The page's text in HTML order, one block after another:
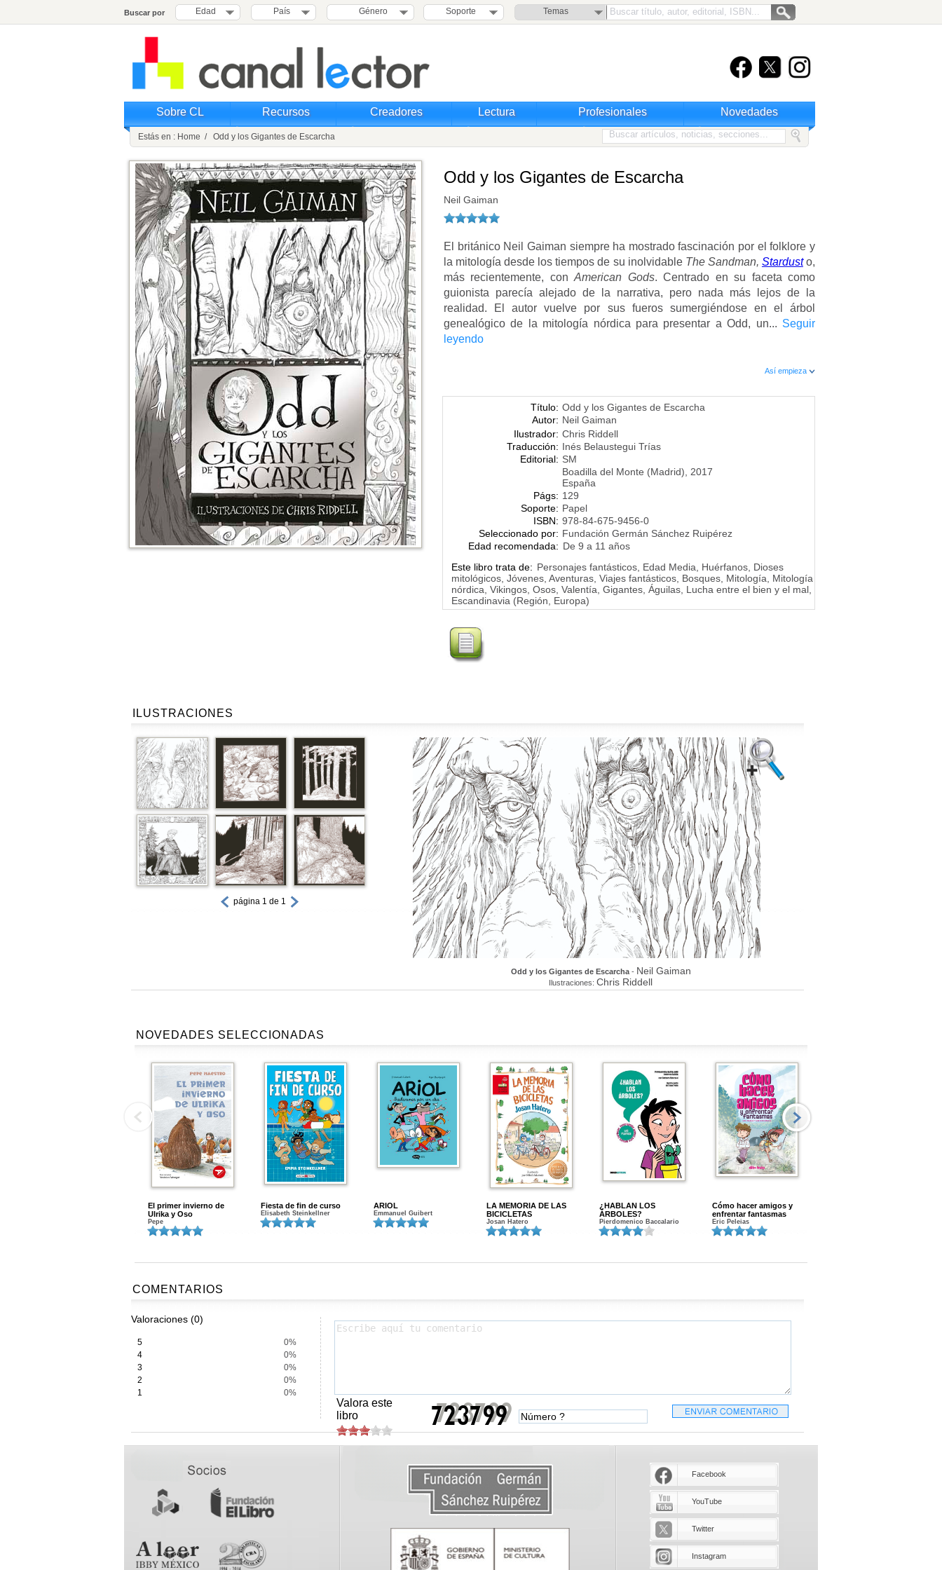
Buscar por Edad País Género Soporte Temas
Sobre CL Recursos Creadores Lectura Profesionales Novedades
Estás en : Home / Odd y los Gigantes de Escarcha
Odd y los Gigantes de Escarcha
Neil Gaiman
El británico Neil Gaiman siempre ha mostrado fascinación por el folklore y
la mitología desde los tiempos de su inolvidable The Sandman, Stardust o,
más recientemente, conAmerican Gods. Centrado en su faceta como
guionista parecía alejado de la narrativa, pero nada más lejos de la
realidad. El autor vuelve por sus fueros sumergiéndose en el árbol
genealógico de la mitología nórdica para presentar a Odd, un... Seguir
leyendo
Así empieza
Título: Odd y los Gigantes de Escarcha
Autor: Neil Gaiman
Ilustrador: Chris Riddell
Traducción: Inés Belaustegui Trías
Editorial: SM
Boadilla del Monte (Madrid), 2017
España
Págs: 129
Soporte: Papel
ISBN: 978-84-675-9456-0
Seleccionado por: Fundación Germán Sánchez Ruipérez
Edad recomendada: De 9 a 11 años
Este libro trata de: Personajes fantásticos, Edad Media, Huérfanos, Dioses
mitológicos, Jóvenes, Aventuras, Viajes fantásticos, Bosques, Mitología, Mitología
nórdica, Vikingos, Osos, Valentía, Gigantes, Águilas, Lucha entre el bien y el mal,
Escandinavia (Región, Europa)
ILUSTRACIONES
página 1 de 1
Odd y los Gigantes de Escarcha- Neil Gaiman
Ilustraciones: Chris Riddell
NOVEDADES SELECCIONADAS
El primer invierno de
Ulrika y Oso
Pepe
Fiesta de fin de curso
Elisabeth Steinkellner
ARIOL
Emmanuel Guibert
LA MEMORIA DE LAS
BICICLETAS
Josan Hatero
¿HABLAN LOS
ÁRBOLES?
Pierdomenico Baccalario
Cómo hacer amigos y
enfrentar fantasmas
Eric Peleias
COMENTARIOS
Valoraciones (0)
5
0%
4
0%
3
0%
2
0%
1
0%
Valora este
libro
Facebook
YouTube
Twitter
Instagram